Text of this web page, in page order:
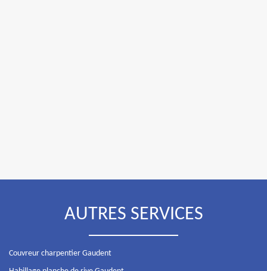
AUTRES SERVICES
Couvreur charpentier Gaudent